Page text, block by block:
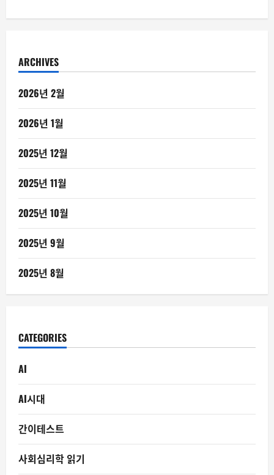
ARCHIVES
2026년 2월
2026년 1월
2025년 12월
2025년 11월
2025년 10월
2025년 9월
2025년 8월
CATEGORIES
AI
AI시대
간이테스트
사회심리학 읽기